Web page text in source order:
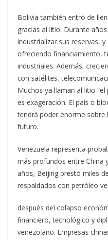
Bolivia también entró de
gracias al litio. Durante
industrializar sus reservas, y
ofreciendo financiamiento,
industriales. Además,
con satélites,
Muchos ya llaman al litio
es exageración. El país o
tendrá poder enorme sobre
futuro.
Venezuela representa
más profundos entre China
años, Beijing prestó miles
respaldados con petróleo
después del colapso
financiero, tecnológico y
venezolano. Empresas